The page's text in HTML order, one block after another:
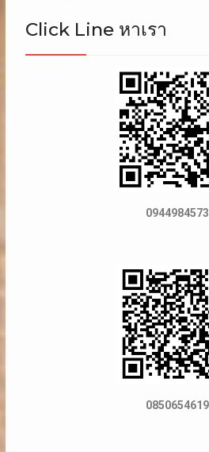
Click Line หาเรา
0944984573
0850654619